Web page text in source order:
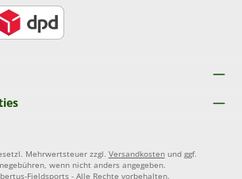
Mehrwertsteuer zzgl. Versandkostenund ggf.
wenn nicht anders angegeben.
Fieldsports - Alle Rechte vorbehalten.